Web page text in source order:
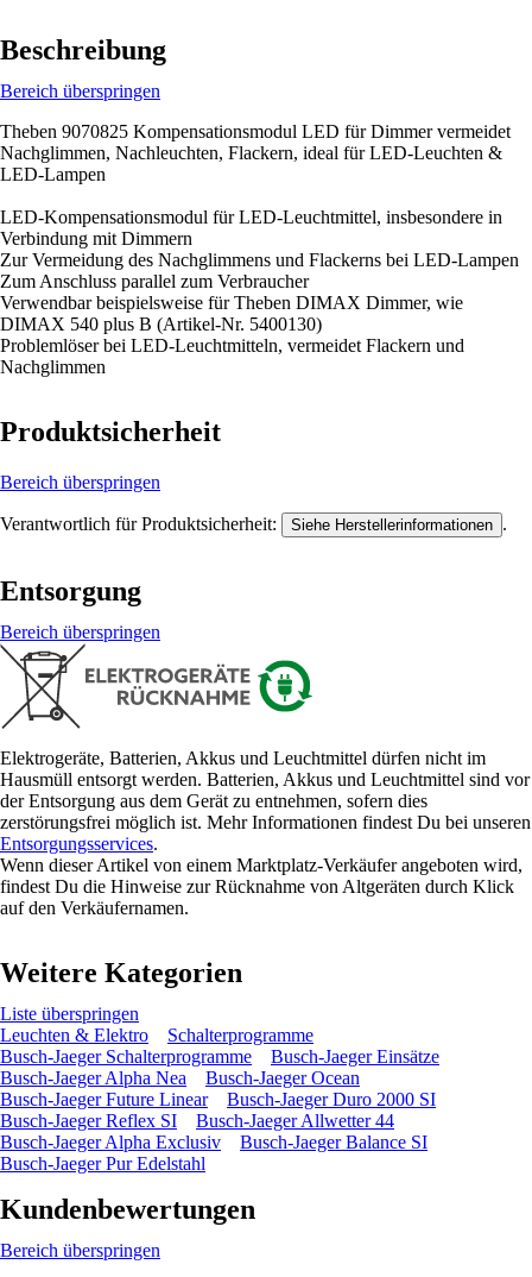
Beschreibung
Bereich überspringen
Theben 9070825 Kompensationsmodul LED für Dimmer vermeidet
Nachglimmen, Nachleuchten, Flackern, ideal für LED-Leuchten &
LED-Lampen
LED-Kompensationsmodul für LED-Leuchtmittel, insbesondere in
Verbindung mit Dimmern
Zur Vermeidung des Nachglimmens und Flackerns bei LED-Lampen
Zum Anschluss parallel zum Verbraucher
Verwendbar beispielsweise für Theben DIMAX Dimmer, wie
DIMAX 540 plus B (Artikel-Nr. 5400130)
Problemlöser bei LED-Leuchtmitteln, vermeidet Flackern und
Nachglimmen
Produktsicherheit
Bereich überspringen
Verantwortlich für Produktsicherheit: Siehe Herstellerinformationen .
Entsorgung
Bereich überspringen
Elektrogeräte, Batterien, Akkus und Leuchtmittel dürfen nicht im
Hausmüll entsorgt werden. Batterien, Akkus und Leuchtmittel sind vor
der Entsorgung aus dem Gerät zu entnehmen, sofern dies
zerstörungsfrei möglich ist. Mehr Informationen findest Du bei unseren
Entsorgungsservices.
Wenn dieser Artikel von einem Marktplatz-Verkäufer angeboten wird,
findest Du die Hinweise zur Rücknahme von Altgeräten durch Klick
auf den Verkäufernamen.
Weitere Kategorien
Liste überspringen
Leuchten & Elektro
Schalterprogramme
Busch-Jaeger Schalterprogramme
Busch-Jaeger Einsätze
Busch-Jaeger Alpha Nea
Busch-Jaeger Ocean
Busch-Jaeger Future Linear
Busch-Jaeger Duro 2000 SI
Busch-Jaeger Reflex SI
Busch-Jaeger Allwetter 44
Busch-Jaeger Alpha Exclusiv
Busch-Jaeger Balance SI
Busch-Jaeger Pur Edelstahl
Kundenbewertungen
Bereich überspringen